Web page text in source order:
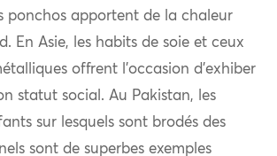
ponchos apportent de la chaleur
En Asie, les habits de soie et ceux
offrent l’occasion d’exhiber
statut social. Au Pakistan, les
sur lesquels sont brodés des
sont de superbes exemples